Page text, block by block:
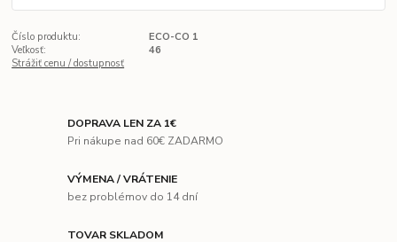
Číslo produktu:
ECO-CO 1
Veľkosť:
46
Strážiť cenu / dostupnosť
DOPRAVA LEN ZA 1€
Pri nákupe nad 60€ ZADARMO
VÝMENA / VRÁTENIE
bez problémov do 14 dní
TOVAR SKLADOM